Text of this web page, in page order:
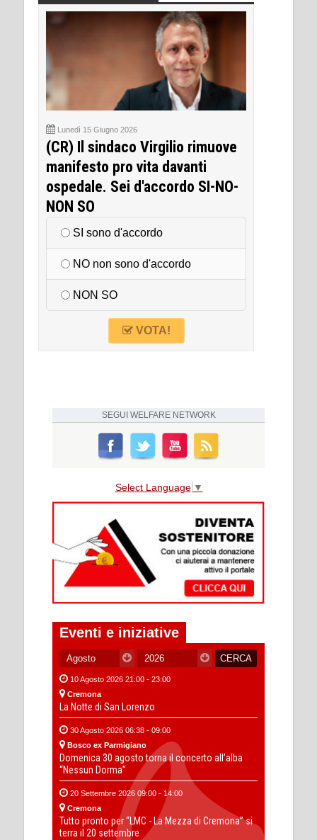
Lunedì 15 Giugno 2026
(CR) Il sindaco Virgilio rimuove
manifesto pro vita davanti
ospedale. Sei d'accordo SI-NO-
NON SO
SI sono d'accordo
NO non sono d'accordo
NON SO
VOTA!
SEGUI WELFARE NETWORK
Select Language ▼
Eventi e iniziative
10 Agosto 2026 21:00 - 23:00
Cremona
La Notte di San Lorenzo
30 Agosto 2026 06:38 - 09:00
Bosco ex Parmigiano
Domenica 30 agosto torna il concerto all’alba
“Nessun Dorma”
20 Settembre 2026 09:00 - 14:00
Cremona
Tutto pronto per “LMC - La Mezza di Cremona” si
terra il 20 settembre